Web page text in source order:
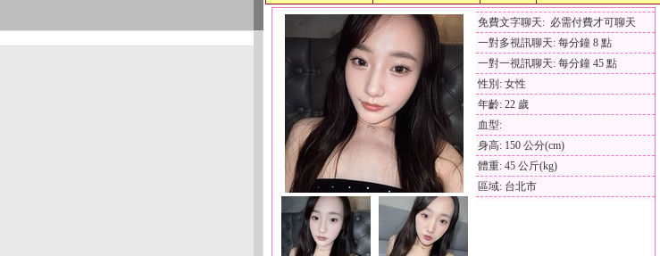
免費文字聊天: 必需付費才可聊天
一對多視訊聊天: 每分鐘 8 點
一對一視訊聊天: 每分鐘 45 點
性別: 女性
年齡: 22 歲
血型:
身高: 150 公分(cm)
體重: 45 公斤(kg)
區域: 台北市